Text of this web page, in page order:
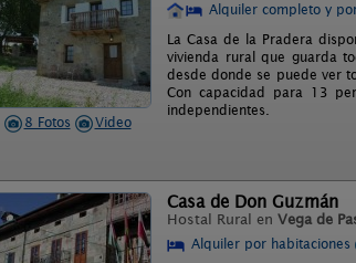
8 Fotos Video
Alquiler completo y
La Casa de la Pradera
vivienda rural que guarda
desde donde se puede ver
Con capacidad para 13
independientes.
Casa de Don Guzmán
Hostal Rural en Vega de
Alquiler por habitaciones